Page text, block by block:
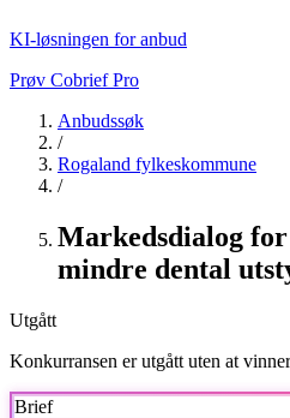
KI-løsningen for anbud
Prøv Cobrief Pro
Anbudssøk
/
Rogaland fylkeskommune
/
Markedsdialog
mindre dental
Utgått
Konkurransen er utgått uten at
Brief